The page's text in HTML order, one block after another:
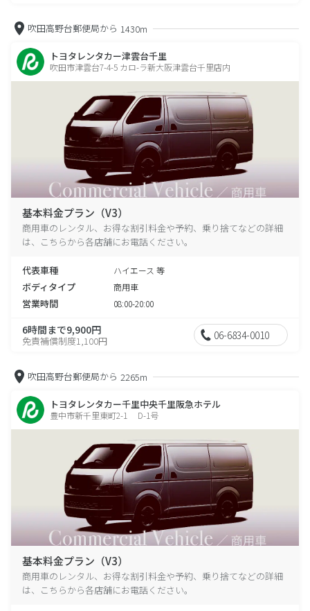
吹田高野台郵便局から 1430m
トヨタレンタカー津雲台千里
吹田市津雲台7-4-5 カロ-ラ新大阪津雲台千里店内
基本料金プラン（V3）
商用車のレンタル、お得な割引料金や予約、乗り捨てなどの詳細
は、こちらから各店舗にお電話ください。
代表車種 ハイエース 等
ボディタイプ 商用車
営業時間 08:00-20:00
6時間まで9,900円
免責補償制度1,100円 06-6834-0010
吹田高野台郵便局から 2265m
トヨタレンタカー千里中央千里阪急ホテル
豊中市新千里東町2-1 D-1号
基本料金プラン（V3）
商用車のレンタル、お得な割引料金や予約、乗り捨てなどの詳細
は、こちらから各店舗にお電話ください。